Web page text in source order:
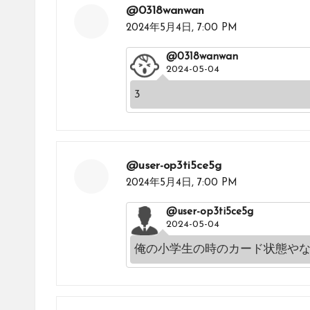
@0318wanwan
2024年5月4日, 7:00 PM
@0318wanwan
2024-05-04
3
@user-op3ti5ce5g
2024年5月4日, 7:00 PM
@user-op3ti5ce5g
2024-05-04
俺の小学生の時のカード状態や